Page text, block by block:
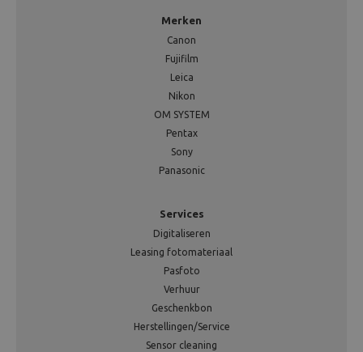
Merken
Canon
Fujifilm
Leica
Nikon
OM SYSTEM
Pentax
Sony
Panasonic
Services
Digitaliseren
Leasing fotomateriaal
Pasfoto
Verhuur
Geschenkbon
Herstellingen/Service
Sensor cleaning